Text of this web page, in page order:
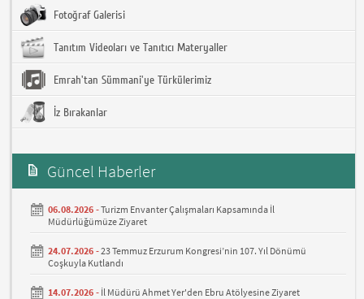
Fotoğraf Galerisi
Tanıtım Videoları ve Tanıtıcı Materyaller
Emrah'tan Sümmani'ye Türkülerimiz
İz Bırakanlar
Güncel Haberler
06.08.2026 -Turizm Envanter Çalışmaları Kapsamında İl
Müdürlüğümüze Ziyaret
24.07.2026 -23 Temmuz Erzurum Kongresi’nin 107. Yıl Dönümü
Coşkuyla Kutlandı
14.07.2026 - İl Müdürü Ahmet Yer'den Ebru Atölyesine Ziyaret